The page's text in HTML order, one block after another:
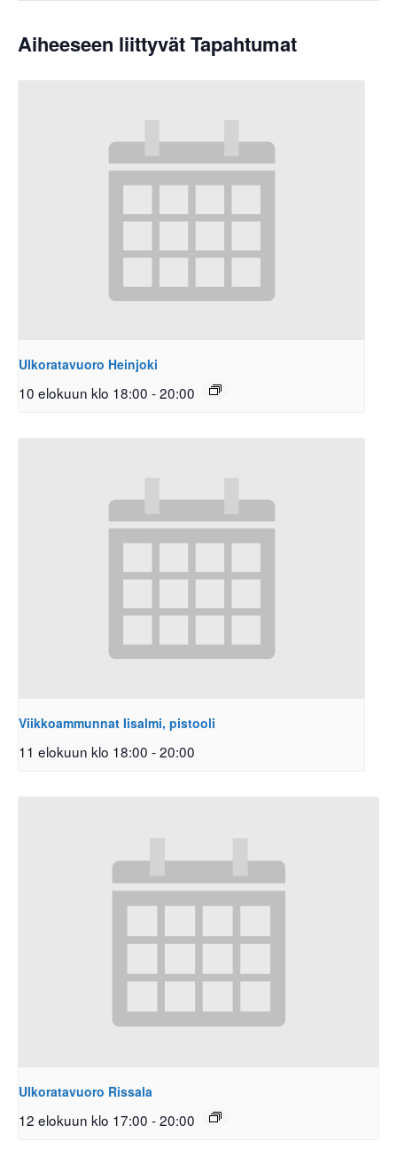
Aiheeseen liittyvät Tapahtumat
Ulkoratavuoro Heinjoki
10 elokuun klo 18:00 -20:00
Viikkoammunnat Iisalmi, pistooli
11 elokuun klo 18:00 -20:00
Ulkoratavuoro Rissala
12 elokuun klo 17:00 -20:00